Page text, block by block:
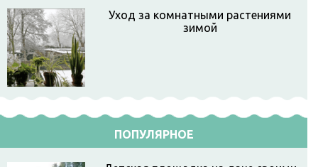
Уход за комнатными растениями
зимой
ПОПУЛЯРНОЕ